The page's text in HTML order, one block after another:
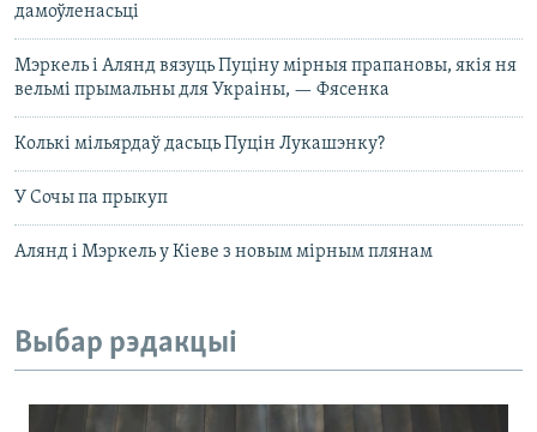
дамоўленасьці
Мэркель і Алянд вязуць Пуціну мірныя прапановы, якія ня
вельмі прымальны для Украіны, — Фясенка
Колькі мільярдаў дасьць Пуцін Лукашэнку?
У Сочы па прыкуп
Алянд і Мэркель у Кіеве з новым мірным плянам
Выбар рэдакцыі